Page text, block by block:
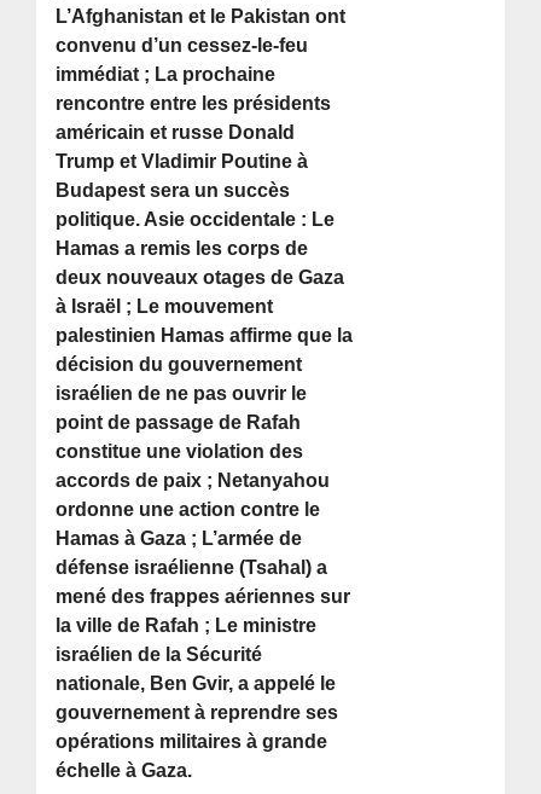
L’Afghanistan et le Pakistan ont
convenu d’un cessez-le-feu
immédiat ; La prochaine
rencontre entre les présidents
américain et russe Donald
Trump et Vladimir Poutine à
Budapest sera un succès
politique. Asie occidentale : Le
Hamas a remis les corps de
deux nouveaux otages de Gaza
à Israël ; Le mouvement
palestinien Hamas affirme que la
décision du gouvernement
israélien de ne pas ouvrir le
point de passage de Rafah
constitue une violation des
accords de paix ; Netanyahou
ordonne une action contre le
Hamas à Gaza ; L’armée de
défense israélienne (Tsahal) a
mené des frappes aériennes sur
la ville de Rafah ; Le ministre
israélien de la Sécurité
nationale, Ben Gvir, a appelé le
gouvernement à reprendre ses
opérations militaires à grande
échelle à Gaza.